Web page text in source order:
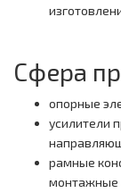
Сфера
опорные
усилители
рамные
монтажные